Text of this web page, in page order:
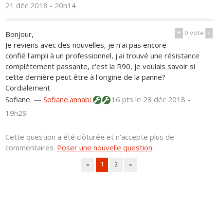
21 déc 2018 - 20h14
+ 0vote -
Bonjour,
Je reviens avec des nouvelles, je n'ai pas encore
confié l'ampli à un professionnel, j'ai trouvé une résistance
complètement passante, c'est la R90, je voulais savoir si
cette dernière peut être à l'origine de la panne?
Cordialement
Sofiane. —Sofiane.annabi 16 ptsle 23 déc 2018 -
19h29
Cette question a été clôturée et n'accepte plus de
commentaires. Poser une nouvelle question
« 1 2 »